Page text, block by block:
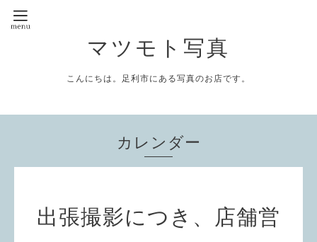
マツモト写真
こんにちは。足利市にある写真のお店です。
カレンダー
出張撮影につき、店舗営